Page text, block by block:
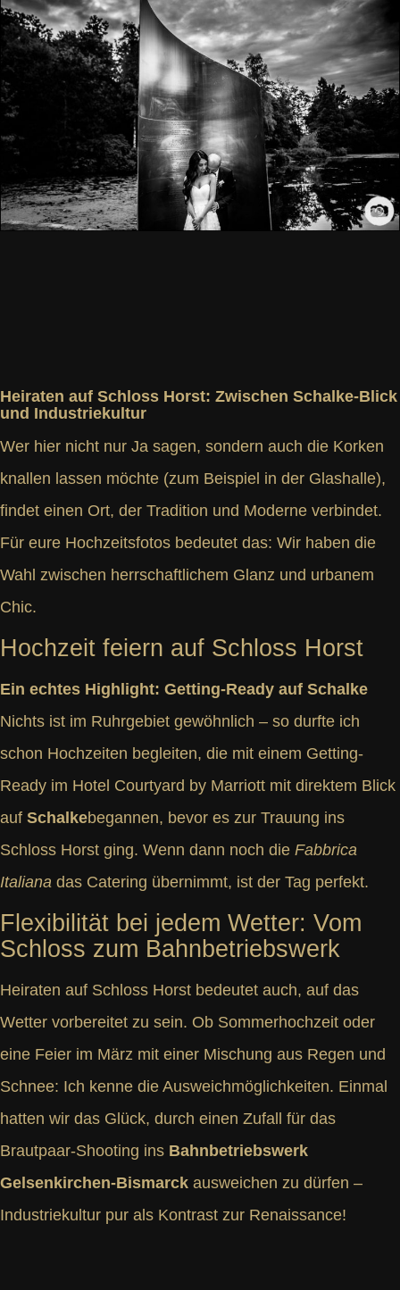
Heiraten auf Schloss Horst: Zwischen Schalke-Blick
und Industriekultur
Wer hier nicht nur Ja sagen, sondern auch die Korken
knallen lassen möchte (zum Beispiel in der Glashalle),
findet einen Ort, der Tradition und Moderne verbindet.
Für eure Hochzeitsfotos bedeutet das: Wir haben die
Wahl zwischen herrschaftlichem Glanz und urbanem
Chic.
Hochzeit feiern auf Schloss Horst
Ein echtes Highlight: Getting-Ready auf Schalke
Nichts ist im Ruhrgebiet gewöhnlich – so durfte ich
schon Hochzeiten begleiten, die mit einem Getting-
Ready im Hotel Courtyard by Marriott mit direktem Blick
auf Schalkebegannen, bevor es zur Trauung ins
Schloss Horst ging. Wenn dann noch die Fabbrica
Italiana das Catering übernimmt, ist der Tag perfekt.
Flexibilität bei jedem Wetter: Vom
Schloss zum Bahnbetriebswerk
Heiraten auf Schloss Horst bedeutet auch, auf das
Wetter vorbereitet zu sein. Ob Sommerhochzeit oder
eine Feier im März mit einer Mischung aus Regen und
Schnee: Ich kenne die Ausweichmöglichkeiten. Einmal
hatten wir das Glück, durch einen Zufall für das
Brautpaar-Shooting ins Bahnbetriebswerk
Gelsenkirchen-Bismarck ausweichen zu dürfen –
Industriekultur pur als Kontrast zur Renaissance!